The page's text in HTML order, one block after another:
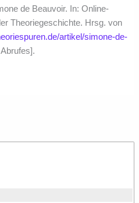
de Beauvoir. In: Online-
Theoriegeschichte. Hrsg. von
artikel/simone-de-